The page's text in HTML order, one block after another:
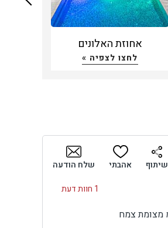
אחוזת האלונים
לחצו לצפיה »
1 חוות דעת
שיתוף אהבתי שלח הודעה